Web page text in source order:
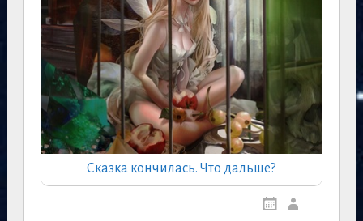
Сказка кончилась. Что дальше?